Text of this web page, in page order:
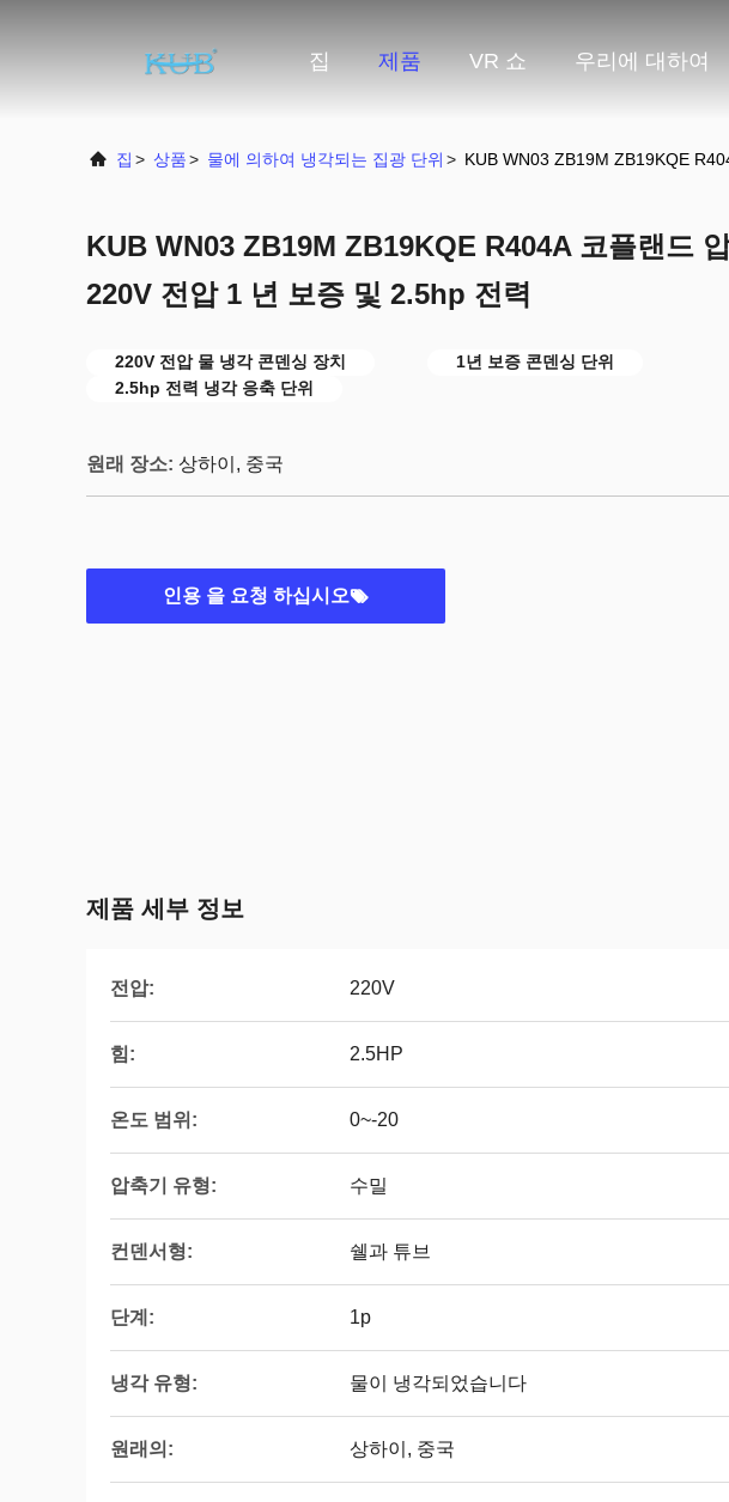
집 제품 VR 쇼 우리에 대하여
집 > 상품> 물에 의하여 냉각되는 집광 단위 > KUB WN03 ZB19M ZB19KQE
KUB WN03 ZB19M ZB19KQE R404A 코플랜드 압
220V 전압 1 년 보증 및 2.5hp 전력
220V 전압 물 냉각 콘덴싱 장치
1년 보증 콘덴싱 단위
2.5hp 전력 냉각 응축 단위
원래 장소: 상하이, 중국
인용 을 요청 하십시오
제품 세부 정보
전압: 220V
힘: 2.5HP
온도 범위: 0~-20
압축기 유형: 수밀
컨덴서형: 쉘과 튜브
단계: 1p
냉각 유형: 물이 냉각되었습니다
원래의: 상하이, 중국